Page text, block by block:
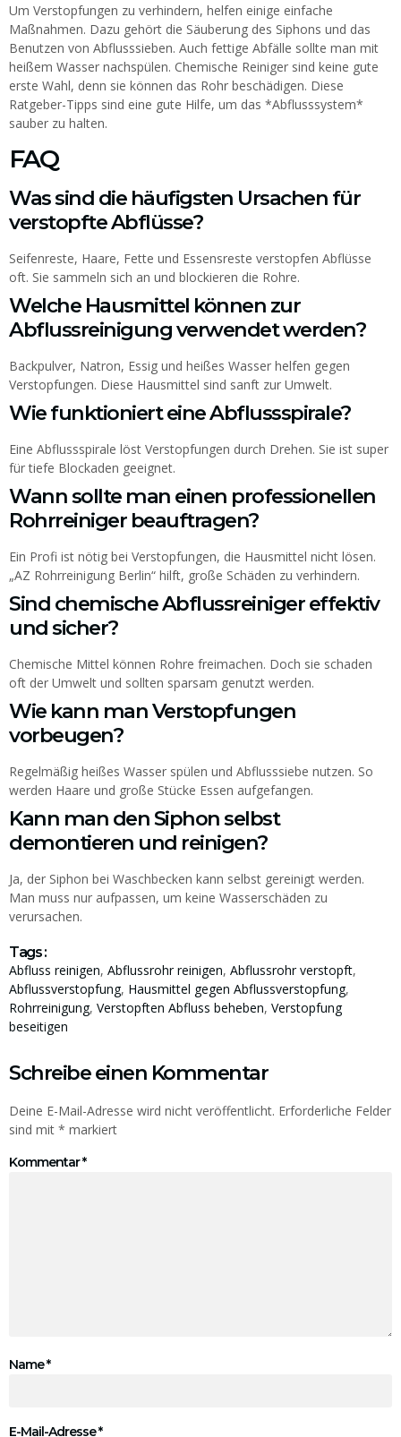
Um Verstopfungen zu verhindern, helfen einige einfache
Maßnahmen. Dazu gehört die Säuberung des Siphons und das
Benutzen von Abflusssieben. Auch fettige Abfälle sollte man mit
heißem Wasser nachspülen. Chemische Reiniger sind keine gute
erste Wahl, denn sie können das Rohr beschädigen. Diese
Ratgeber-Tipps sind eine gute Hilfe, um das *Abflusssystem*
sauber zu halten.
FAQ
Was sind die häufigsten Ursachen für
verstopfte Abflüsse?
Seifenreste, Haare, Fette und Essensreste verstopfen Abflüsse
oft. Sie sammeln sich an und blockieren die Rohre.
Welche Hausmittel können zur
Abflussreinigung verwendet werden?
Backpulver, Natron, Essig und heißes Wasser helfen gegen
Verstopfungen. Diese Hausmittel sind sanft zur Umwelt.
Wie funktioniert eine Abflussspirale?
Eine Abflussspirale löst Verstopfungen durch Drehen. Sie ist super
für tiefe Blockaden geeignet.
Wann sollte man einen professionellen
Rohrreiniger beauftragen?
Ein Profi ist nötig bei Verstopfungen, die Hausmittel nicht lösen.
„AZ Rohrreinigung Berlin“ hilft, große Schäden zu verhindern.
Sind chemische Abflussreiniger effektiv
und sicher?
Chemische Mittel können Rohre freimachen. Doch sie schaden
oft der Umwelt und sollten sparsam genutzt werden.
Wie kann man Verstopfungen
vorbeugen?
Regelmäßig heißes Wasser spülen und Abflusssiebe nutzen. So
werden Haare und große Stücke Essen aufgefangen.
Kann man den Siphon selbst
demontieren und reinigen?
Ja, der Siphon bei Waschbecken kann selbst gereinigt werden.
Man muss nur aufpassen, um keine Wasserschäden zu
verursachen.
Tags :
Abfluss reinigen, Abflussrohr reinigen, Abflussrohr verstopft,
Abflussverstopfung, Hausmittel gegen Abflussverstopfung,
Rohrreinigung, Verstopften Abfluss beheben, Verstopfung
beseitigen
Schreibe einen Kommentar
Deine E-Mail-Adresse wird nicht veröffentlicht. Erforderliche Felder
sind mit * markiert
Kommentar*
Name*
E-Mail-Adresse*